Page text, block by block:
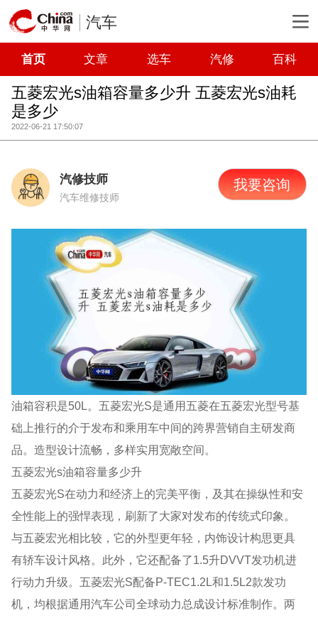
汽车
首页 文章 选车 汽修 百科
五菱宏光s油箱容量多少升 五菱宏光s油耗
是多少
2022-06-21 17:50:07
汽修技师
汽车维修技师
我要咨询
油箱容积是50L。五菱宏光S是通用五菱在五菱宏光型号基
础上推行的介于发布和乘用车中间的跨界营销自主研发商
品。造型设计流畅，多样实用宽敞空间。
五菱宏光s油箱容量多少升
五菱宏光S在动力和经济上的完美平衡，及其在操纵性和安
全性能上的强悍表现，刷新了大家对发布的传统式印象。
与五菱宏光相比较，它的外型更年轻，内饰设计构思更具
有轿车设计风格。此外，它还配备了1.5升DVVT发功机进
行动力升级。五菱宏光S配备P-TEC1.2L和1.5L2款发功
机，均根据通用汽车公司全球动力总成设计标准制作。两